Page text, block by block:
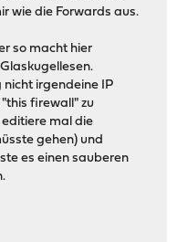
wie die Forwards aus.
so macht hier
nicht irgendeine IP
firewall" zu
mal die
gehen) und
es einen sauberen